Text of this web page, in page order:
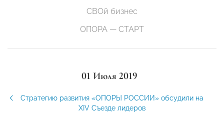
СВОй бизнес
ОПОРА — СТАРТ
01 Июля 2019
Стратегию развития «ОПОРЫ РОССИИ» обсудили на
XIV Съезде лидеров